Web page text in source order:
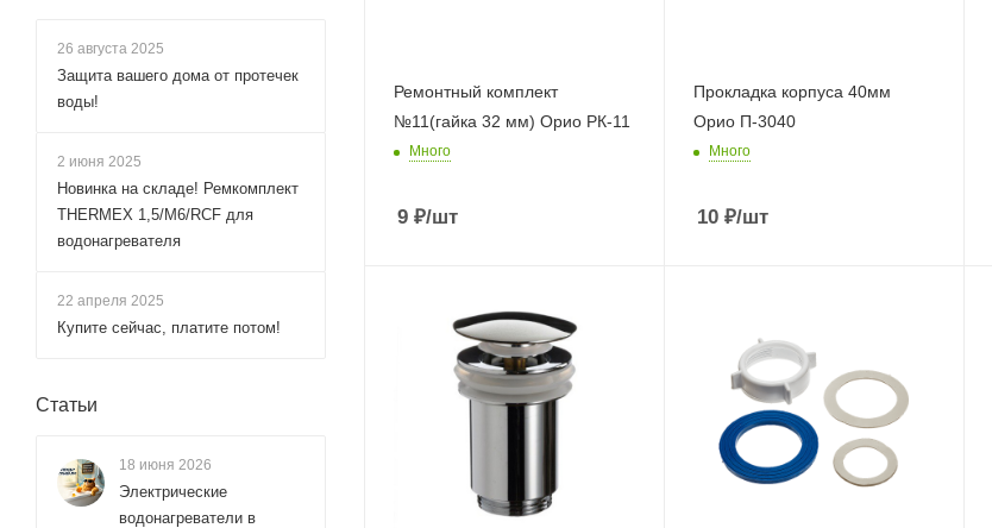
Ремонтный комплект
№11(гайка 32 мм) Орио РК-11
Много
9 ₽/шт
Прокладка корпуса 40мм
Орио П-3040
Много
10₽/шт
26 августа 2025
Защита вашего дома от протечек
воды!
2 июня 2025
Новинка на складе! Ремкомплект
THERMEX 1,5/М6/RCF для
водонагревателя
22 апреля 2025
Купите сейчас, платите потом!
Статьи
18 июня 2026
Электрические
водонагреватели в